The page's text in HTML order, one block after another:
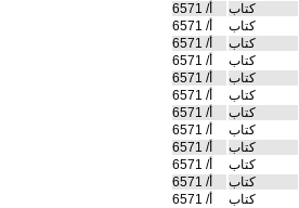
أ/ 6571
كتاب
أ/ 6571
كتاب
أ/ 6571
كتاب
أ/ 6571
كتاب
أ/ 6571
كتاب
أ/ 6571
كتاب
أ/ 6571
كتاب
أ/ 6571
كتاب
أ/ 6571
كتاب
أ/ 6571
كتاب
أ/ 6571
كتاب
أ/ 6571
كتاب